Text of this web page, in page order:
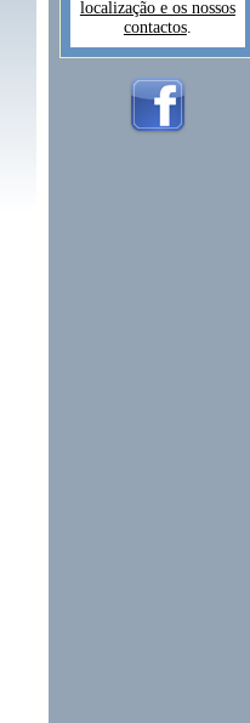
localização e os nossos
contactos.